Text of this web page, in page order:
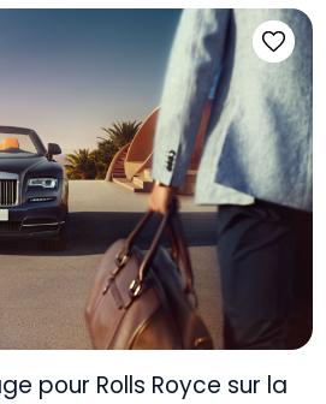
pour Rolls Royce sur la